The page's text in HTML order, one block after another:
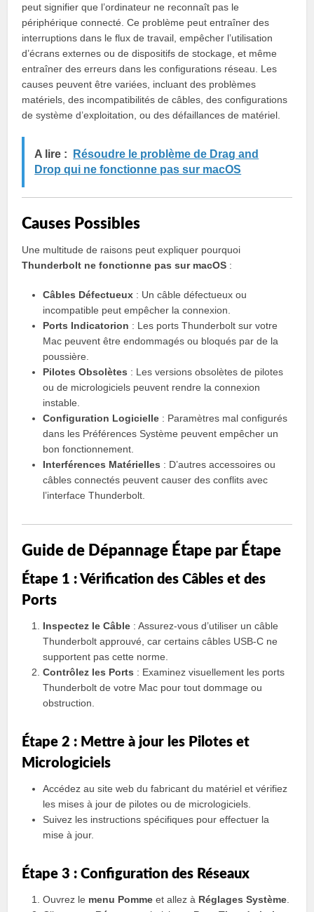
peut signifier que l’ordinateur ne reconnaît pas le
périphérique connecté. Ce problème peut entraîner des
interruptions dans le flux de travail, empêcher l’utilisation
d’écrans externes ou de dispositifs de stockage, et même
entraîner des erreurs dans les configurations réseau. Les
causes peuvent être variées, incluant des problèmes
matériels, des incompatibilités de câbles, des configurations
de système d’exploitation, ou des défaillances de matériel.
A lire :
Résoudre le problème de Drag and
Drop qui ne fonctionne pas sur macOS
Causes Possibles
Une multitude de raisons peut expliquer pourquoi
Thunderbolt ne fonctionne pas sur macOS :
Câbles Défectueux : Un câble défectueux ou
incompatible peut empêcher la connexion.
Ports Indicatorion : Les ports Thunderbolt sur votre
Mac peuvent être endommagés ou bloqués par de la
poussière.
Pilotes Obsolètes : Les versions obsolètes de pilotes
ou de micrologiciels peuvent rendre la connexion
instable.
Configuration Logicielle : Paramètres mal configurés
dans les Préférences Système peuvent empêcher un
bon fonctionnement.
Interférences Matérielles : D’autres accessoires ou
câbles connectés peuvent causer des conflits avec
l’interface Thunderbolt.
Guide de Dépannage Étape par Étape
Étape 1 : Vérification des Câbles et des
Ports
Inspectez le Câble : Assurez-vous d’utiliser un câble
Thunderbolt approuvé, car certains câbles USB-C ne
supportent pas cette norme.
Contrôlez les Ports : Examinez visuellement les ports
Thunderbolt de votre Mac pour tout dommage ou
obstruction.
Étape 2 : Mettre à jour les Pilotes et
Micrologiciels
Accédez au site web du fabricant du matériel et vérifiez
les mises à jour de pilotes ou de micrologiciels.
Suivez les instructions spécifiques pour effectuer la
mise à jour.
Étape 3 : Configuration des Réseaux
Ouvrez le menu Pomme et allez à Réglages Système